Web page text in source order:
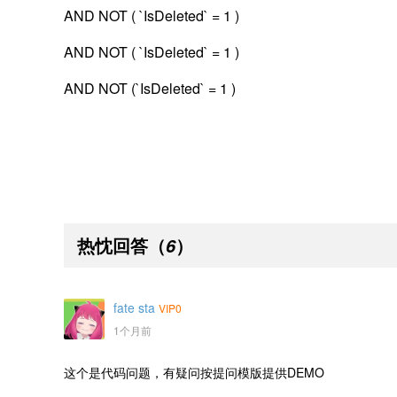
AND NOT ( `IsDeleted` = 1 )
AND NOT ( `IsDeleted` = 1 )
AND NOT (`IsDeleted` = 1 )
热忱回答 （6）
fate sta VIP0
1个月前
这个是代码问题，有疑问按提问模版提供DEMO